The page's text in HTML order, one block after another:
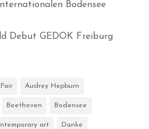
Bodensee
Debut GEDOK Freiburg
Audrey Hepburn
Beethoven Bodensee
art Danke